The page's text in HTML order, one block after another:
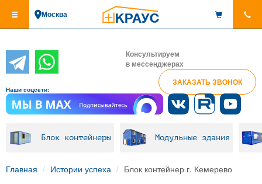
основному
Москва
Консультируем
в мессенджерах
ЗАКАЗАТЬ ЗВОНОК
Наши соцсети:
Блок контейнеры Модульные здания
Главная Истории успеха Блок контейнер г. Кемерево